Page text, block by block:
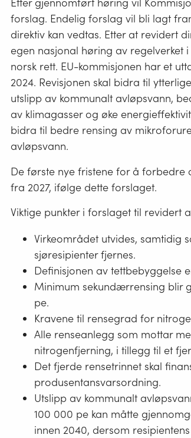
Etter gjennomført høring vil
forslag. Endelig forslag vil bli lagt
direktiv kan vedtas. Etter at revidert
egen nasjonal høring av
norsk rett. EU-kommisjonen har et
2024. Revisjonen skal bidra til
utslipp av kommunalt avløpsvann,
av klimagasser og øke
bidra til bedre rensing av
avløpsvann.
De første nye fristene for å forbedre
fra 2027, ifølge dette forslaget.
Viktige punkter i forslaget til revidert
Virkeområdet utvides, samtidig
sjøresipienter fjernes.
Definisjonen av tettbebyggelse
Minimum sekundærrensing blir
pe.
Kravene til rensegrad for
Alle renseanlegg som mottar
nitrogenfjerning, i tillegg til et
Det fjerde rensetrinnet skal
produsentansvarsordning.
Utslipp av kommunalt
100 000 pe kan måtte
innen 2040, dersom